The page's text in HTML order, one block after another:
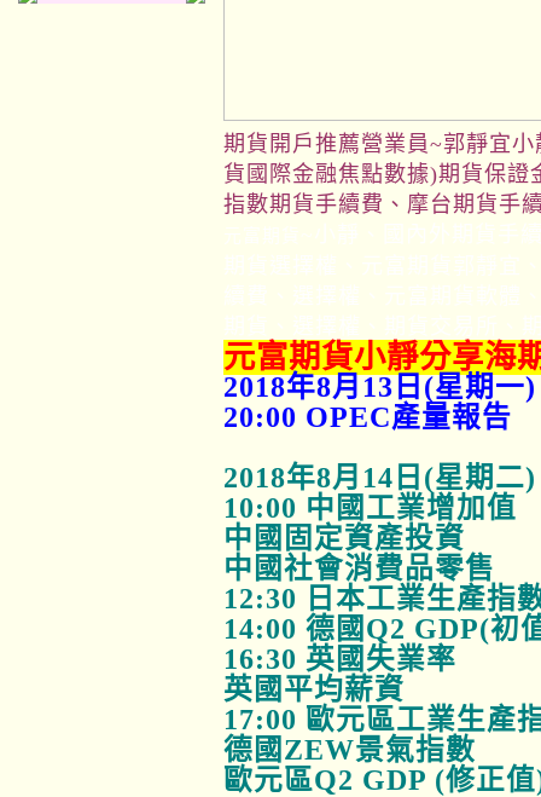
期貨開戶推薦營業員~郭靜宜
貨國際金融焦點數據)期貨保
指數期貨手續費、摩台期貨手
元富期貨小靜分享海
2018年8月13日(星期一)
20:00 OPEC產量報告
2018年8月14日(星期二)
10:00 中國工業增加值
中國固定資產投資
中國社會消費品零售
12:30 日本工業生產指
14:00 德國Q2 GDP(初
16:30 英國失業率
英國平均薪資
17:00 歐元區工業生產
德國ZEW景氣指數
歐元區Q2 GDP (修正